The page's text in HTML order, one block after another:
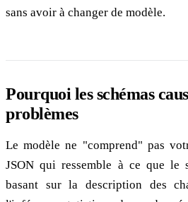
sans avoir à changer de modèle.
Pourquoi les schémas
problèmes
Le modèle ne "comprend" pas
JSON qui ressemble à ce que le
basant sur la description des